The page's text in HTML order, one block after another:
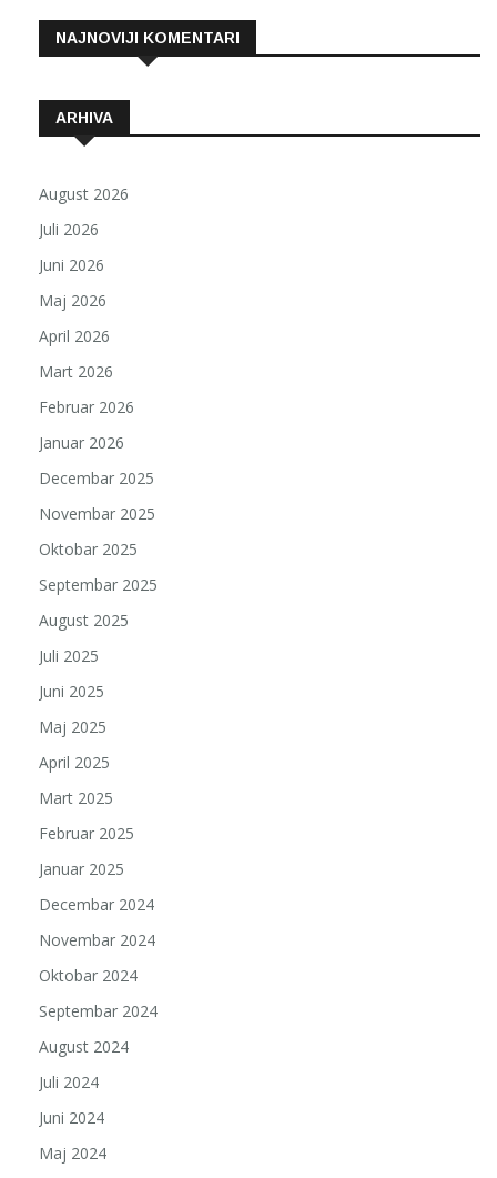
NAJNOVIJI KOMENTARI
ARHIVA
August 2026
Juli 2026
Juni 2026
Maj 2026
April 2026
Mart 2026
Februar 2026
Januar 2026
Decembar 2025
Novembar 2025
Oktobar 2025
Septembar 2025
August 2025
Juli 2025
Juni 2025
Maj 2025
April 2025
Mart 2025
Februar 2025
Januar 2025
Decembar 2024
Novembar 2024
Oktobar 2024
Septembar 2024
August 2024
Juli 2024
Juni 2024
Maj 2024